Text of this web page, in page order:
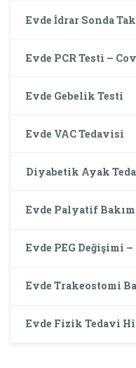
Evde İdrar Sonda
Evde PCR Testi –
Evde Gebelik Testi
Evde VAC Tedavisi
Diyabetik Ayak
Evde Palyatif Bakım
Evde PEG Değişimi –
Evde Trakeostomi
Evde Fizik Tedavi